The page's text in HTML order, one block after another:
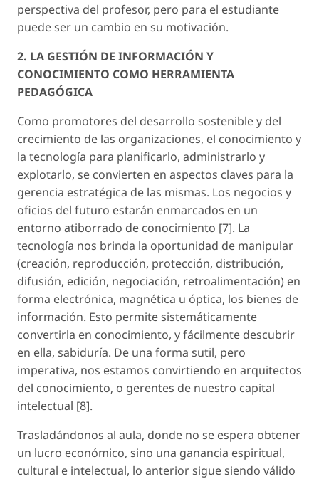
perspectiva del profesor, pero para el estudiante
puede ser un cambio en su motivación.
2. LA GESTIÓN DE INFORMACIÓN Y
CONOCIMIENTO COMO HERRAMIENTA
PEDAGÓGICA
Como promotores del desarrollo sostenible y del
crecimiento de las organizaciones, el conocimiento y
la tecnología para planificarlo, administrarlo y
explotarlo, se convierten en aspectos claves para la
gerencia estratégica de las mismas. Los negocios y
oficios del futuro estarán enmarcados en un
entorno atiborrado de conocimiento [7]. La
tecnología nos brinda la oportunidad de manipular
(creación, reproducción, protección, distribución,
difusión, edición, negociación, retroalimentación) en
forma electrónica, magnética u óptica, los bienes de
información. Esto permite sistemáticamente
convertirla en conocimiento, y fácilmente descubrir
en ella, sabiduría. De una forma sutil, pero
imperativa, nos estamos convirtiendo en arquitectos
del conocimiento, o gerentes de nuestro capital
intelectual [8].
Trasladándonos al aula, donde no se espera obtener
un lucro económico, sino una ganancia espiritual,
cultural e intelectual, lo anterior sigue siendo válido